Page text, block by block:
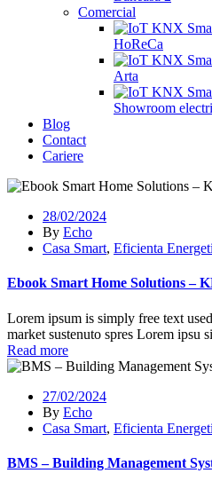
Comercial
HoReCa
Arta
Showroom
Blog
Contact
Cariere
28/02/2024
By Echo
Casa Smart, Eficienta
Ebook Smart Home Solutions –
Lorem ipsum is simply free text
market sustenuto spres Lorem ipsu
Read more
27/02/2024
By Echo
Casa Smart, Eficienta
BMS – Building Management